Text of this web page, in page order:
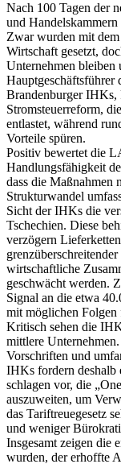
Nach 100 Tagen der
und
Zwar wurden mit
Wirtschaft gesetzt,
Unternehmen bleiben
Hauptgeschäftsführer
Brandenburger IHKs,
Stromsteuerreform,
entlastet, während
Vorteile spüren.
Positiv bewertet die
Handlungsfähigkeit
dass die Maßnahmen
Strukturwandel
Sicht der IHKs die
Tschechien. Diese
verzögern
wirtschaftliche
geschwächt werden.
Signal an die etwa
mit möglichen Folgen
Kritisch sehen die
mittlere
Vorschriften und
IHKs fordern deshalb
schlagen vor, die
auszuweiten, um
das Tariftreuegesetz
und weniger
Insgesamt zeigen die
wurden, der erhoffte